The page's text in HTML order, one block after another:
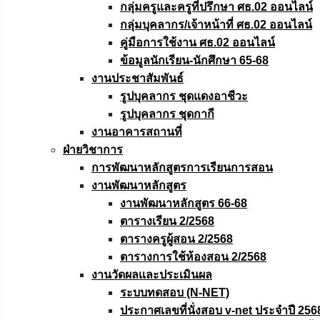
กลุ่มครูและครูที่ปรึกษา ศธ.02 ออนไลน์
กลุ่มบุคลากร/เจ้าหน้าที่ ศธ.02 ออนไลน์
คู่มือการใช้งาน ศธ.02 ออนไลน์
ข้อมูลนักเรียน-นักศึกษา 65-68
งานประชาสัมพันธ์
รูปบุคลากร ชุดแดงอาชีวะ
รูปบุคลากร ชุดกากี
งานอาคารสถานที่
ฝ่ายวิชาการ
การพัฒนาหลักสูตรการเรียนการสอน
งานพัฒนาหลักสูตร
งานพัฒนาหลักสูตร 66-68
ตารางเรียน 2/2568
ตารางครูผู้สอน 2/2568
ตารางการใช้ห้องสอน 2/2568
งานวัดผลเเละประเมินผล
ระบบทดสอบ (N-NET)
ประกาศเลขที่นั่งสอบ v-net ประจำปี